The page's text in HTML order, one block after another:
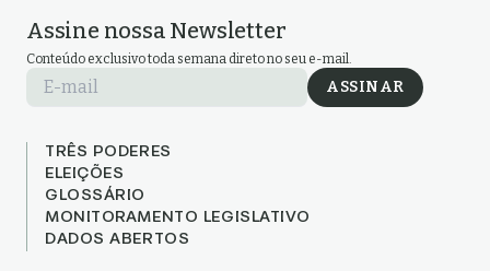
Assine nossa Newsletter
Conteúdo exclusivo toda semana direto no seu e-mail.
E-mail ASSINAR
TRÊS PODERES
ELEIÇÕES
GLOSSÁRIO
MONITORAMENTO LEGISLATIVO
DADOS ABERTOS